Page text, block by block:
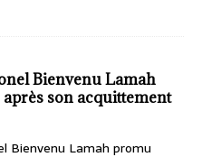
Bienvenu Lamah
son acquittement
Bienvenu Lamah promu